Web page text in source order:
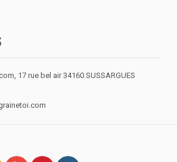
17 rue bel air 34160 SUSSARGUES